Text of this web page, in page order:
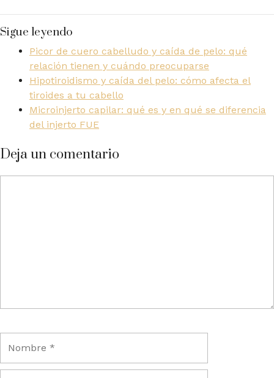
Sigue leyendo
Picor de cuero cabelludo y caída de pelo: qué
relación tienen y cuándo preocuparse
Hipotiroidismo y caída del pelo: cómo afecta el
tiroides a tu cabello
Microinjerto capilar: qué es y en qué se diferencia
del injerto FUE
Deja un comentario